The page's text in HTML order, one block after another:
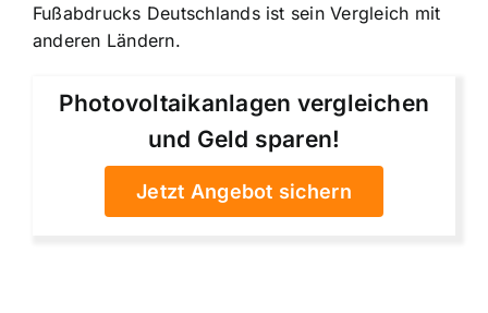
Fußabdrucks Deutschlands ist sein Vergleich mit
anderen Ländern.
Photovoltaikanlagen vergleichen
und Geld sparen!
Jetzt Angebot sichern